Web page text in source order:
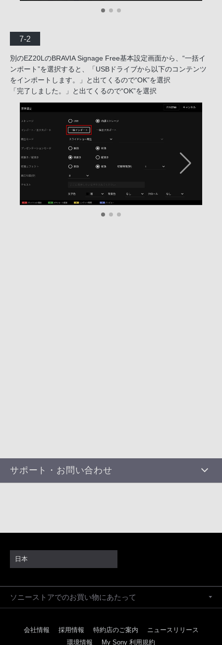
7-2
別のEZ20LのBRAVIA Signage Free基本設定画面から、“一括イ
ンポート”を選択すると、「USBドライブから以下のコンテンツ
をインポートします。」と出てくるので“OK”を選択
「完了しました。」と出てくるので“OK”を選択
サポート・お問い合わせ
日本
ソニーストアでのお買い物にあたって
会社情報 採用情報 特約店のご案内
ニュースリリース
環境情報
My Sony 利用規約